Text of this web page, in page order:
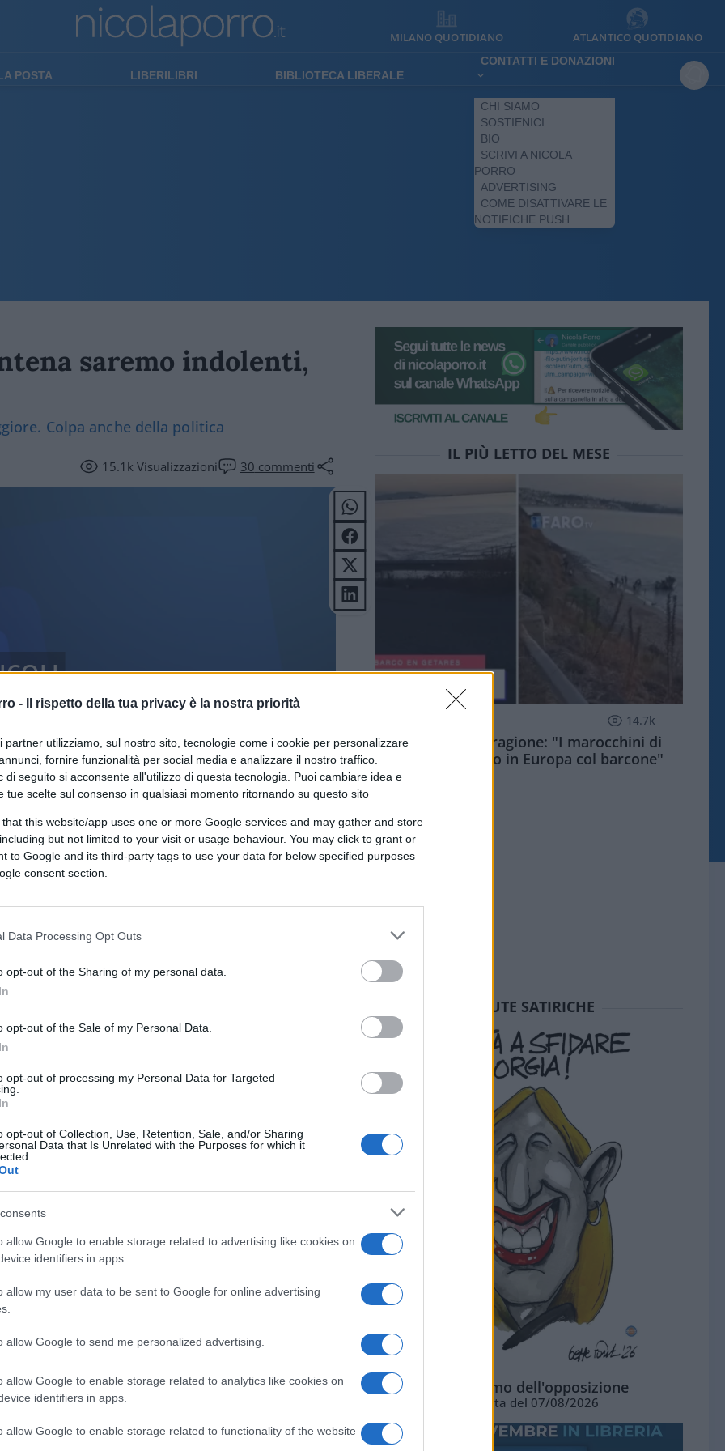
- Il rispetto della tua privacy è la nostra priorità
partner utilizziamo, sul nostro sito, tecnologie come i cookie per personalizzare
fornire funzionalità per social media e analizzare il nostro traffico.
di seguito si acconsente all'utilizzo di questa tecnologia. Puoi cambiare idea e
tue scelte sul consenso in qualsiasi momento ritornando su questo sito
that this website/app uses one or more Google services and may gather and store
but not limited to your visit or usage behaviour. You may click to grant or
to Google and its third-party tags to use your data for below specified purposes
consent section.
Data Processing Opt Outs
opt-out of the Sharing of my personal data.
opt-out of the Sale of my Personal Data.
opt-out of processing my Personal Data for Targeted
opt-out of Collection, Use, Retention, Sale, and/or Sharing
Data that Is Unrelated with the Purposes for which it
allow Google to enable storage related to advertising like cookies on
identifiers in apps.
allow my user data to be sent to Google for online advertising
allow Google to send me personalized advertising.
allow Google to enable storage related to analytics like cookies on
identifiers in apps.
allow Google to enable storage related to functionality of the website
MILANO QUOTIDIANO ATLANTICO QUOTIDIANO
POSTA LIBERILIBRI BIBLIOTECA LIBERALE
CONTATTI E DONAZIONI
CHI SIAMO
SOSTIENICI
BIO
SCRIVI A NICOLA
PORRO
ADVERTISING
COME DISATTIVARE LE
NOTIFICHE PUSH
saremo indolenti,
Colpa anche della politica
15.1kVisualizzazioni 30 commenti
CLICCA QUI
Le parole d’ordine della
inclusive, ottimistiche. La
di Michel Houellebecq, quando parla
prima, solo un poco peggiori. Un
a male come le banane
piacciono più.
rumorose e vivaci e le riunioni di
affettuosi abbracci molto italiani! Dopo
alle videoconferenze, in una sana
respiro della città e dell’affannoso
almeno di aver generato uomini
realtà diversa: siamo andati un poco a
la
settimanali in attesa che
soffiarci il naso in pubblico a meno di
nativi liberali sono diventati
Goya potremmo dire che il
In questi giorni leggiamo sui social
improvvisato che l’Italia ha bisogno di
IL PIÙ LETTO DEL MESE
14.7k
Meloni aveva ragione: "I marocchini di
Ceuta sbarcano in Europa col barcone"
SEDUTE SATIRICHE
L'ottimismo dell'opposizione
Vignetta del 07/08/2026